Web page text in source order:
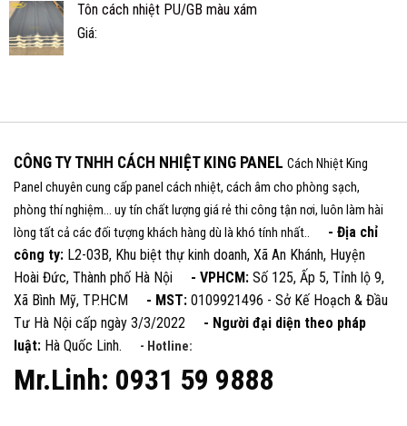
Tôn cách nhiệt PU/GB màu xám
Giá:
CÔNG TY TNHH CÁCH NHIỆT KING PANEL Cách Nhiệt King
Panel chuyên cung cấp panel cách nhiệt, cách âm cho phòng sạch,
phòng thí nghiệm... uy tín chất lượng giá rẻ thi công tận nơi, luôn làm hài
lòng tất cả các đối tượng khách hàng dù là khó tính nhất..
- Địa chỉ
công ty: L2-03B, Khu biệt thự kinh doanh, Xã An Khánh, Huyện
Hoài Đức, Thành phố Hà Nội - VPHCM: Số 125, Ấp 5, Tỉnh lộ 9,
Xã Bình Mỹ, TP.HCM - MST: 0109921496 - Sở Kế Hoạch & Đầu
Tư Hà Nội cấp ngày 3/3/2022 - Người đại diện theo pháp
luật: Hà Quốc Linh. - Hotline:
Mr.Linh: 0931 59 9888